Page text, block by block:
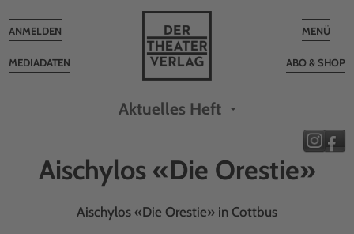
Toggle
MENÜ
ABO & SHOP
MEDIADATEN
Toggle
navigation
ANMELDEN
Aktuelles Heft
Aischylos «Die Orestie»
Aischylos «Die Orestie» in Cottbus